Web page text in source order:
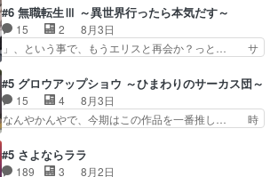
も描かれていて良かった本当… 股に海豚を挟み水
上バスでの会話を反芻…恋… OPEDとも無人バー
ジョンから主人公２人…
ホントスピカが大好きだよね。ツン… 一等級ポテ
ンシャルのアリアちゃん可愛くて… そういや、ア
リアは能力は最上級のくせに、… とうとうアリア
と直接競う場がきたこれまで… 毎度ながらのスピ
マン趣味ダダ漏れで好き… 期末試験が始まろうと
しておりスピカは対策… 能力鑑定胸像タリスマン
氏容姿も評価してし…
#6 無職転生Ⅲ ～異世界行ったら本気だす～
15 2
8月3日
」、という事で、もうエリスと再会か？っと… サ
関係の清算が粛々と進められているサラ… サラと
の関係に対して完全に「昔の女」とし… ルーシー
にデレるルディが完全に親バカで微… サラとは会
ってほしいちゃんとした別れ方し… サラは未練0
キャラモヤモヤする別れ方だ… 役で出演させてい
#5 グロウアップショウ ～ひまわりのサーカス団～
15 4
8月3日
なんやかんやで、今期はこの作品を一番推し… 時
愛すぎるな楠木ともりちゃんのね… デフォルメさ
れた表情が特に多かったのが印… 葵＆茜の回も良
#5 さよならララ
189 3
8月2日